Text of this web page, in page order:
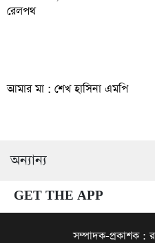
রেলপথ
আমার মা : শেখ হাসিনা এমপি
অন্যান্য
GET THE APP
সম্পাদক-প্রকাশক :